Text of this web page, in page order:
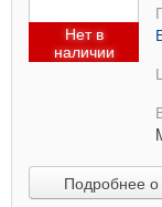
Нет в
наличии
Подробнее о